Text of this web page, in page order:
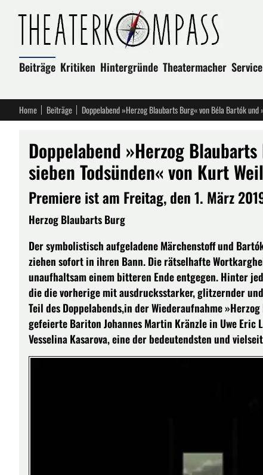
Beiträge Kritiken Hintergründe Theatermacher Service
Home Beiträge
Doppelabend »Herzog
sieben Todsünden« von Kurt
Premiere ist am Freitag, den 1. März
Herzog Blaubarts Burg
Der symbolistisch aufgeladene Märchenstoff und
ziehen sofort in ihren Bann. Die rätselhafte
unaufhaltsam einem bitteren Ende entgegen. Hinter
die die vorherige mit ausdrucksstarker, glitzernder
Teil des Doppelabends,in der Wiederaufnahme
gefeierte Bariton Johannes Martin Kränzle in Uwe
Vesselina Kasarova, eine der bedeutendsten und